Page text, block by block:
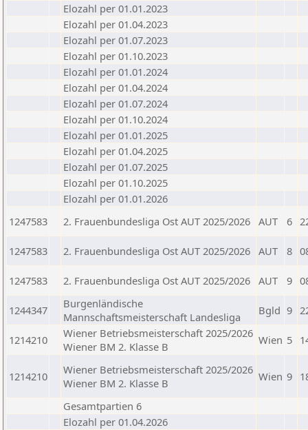
Elozahl per 01.01.2023
Elozahl per 01.04.2023
Elozahl per 01.07.2023
Elozahl per 01.10.2023
Elozahl per 01.01.2024
Elozahl per 01.04.2024
Elozahl per 01.07.2024
Elozahl per 01.10.2024
Elozahl per 01.01.2025
Elozahl per 01.04.2025
Elozahl per 01.07.2025
Elozahl per 01.10.2025
Elozahl per 01.01.2026
1247583
2. Frauenbundesliga Ost AUT 2025/2026 AUT 6
1247583 2. Frauenbundesliga Ost AUT 2025/2026 AUT 8
1247583 2. Frauenbundesliga Ost AUT 2025/2026 AUT 9
1244347
Burgenländische
Mannschaftsmeisterschaft Landesliga
Bgld 9
1214210
Wiener Betriebsmeisterschaft 2025/2026
Wiener BM 2. Klasse B
Wien 5
1214210
Wiener Betriebsmeisterschaft 2025/2026
Wiener BM 2. Klasse B
Wien 9
Gesamtpartien 6
Elozahl per 01.04.2026